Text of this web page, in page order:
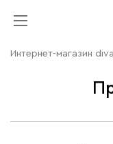
Интернет-магазин